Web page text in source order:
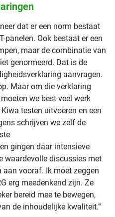
dat er een norm bestaat
panelen. Ook bestaat er een
maar de combinatie van
genormeerd. Dat is de
aanvragen.
Maar om die verklaring
we best veel werk
testen uitvoeren en een
schrijven we zelf de
gingen daar intensieve
waardevolle discussies met
aan vooraf. Ik moet zeggen
erg meedenkend zijn. Ze
bereid mee te bewegen,
de inhoudelijke kwaliteit.”